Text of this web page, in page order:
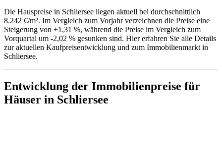
Die Hauspreise in Schliersee liegen aktuell bei durchschnittlich
8.242 €/m². Im Vergleich zum Vorjahr verzeichnen die Preise eine
Steigerung von +1,31 %, während die Preise im Vergleich zum
Vorquartal um -2,02 % gesunken sind. Hier erfahren Sie alle Details
zur aktuellen Kaufpreisentwicklung und zum Immobilienmarkt in
Schliersee.
Entwicklung der Immobilienpreise für
Häuser in Schliersee